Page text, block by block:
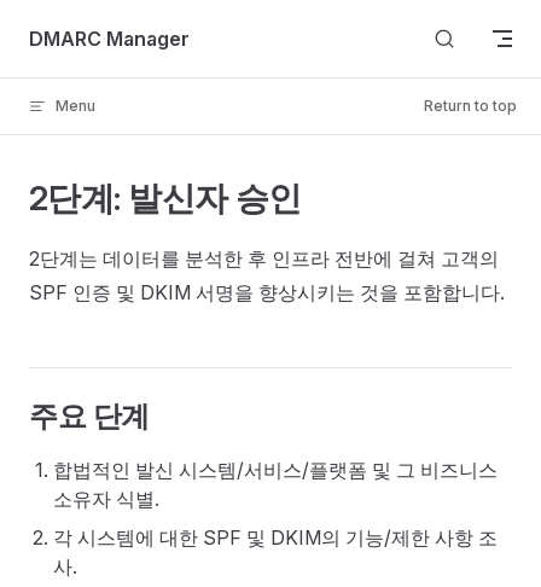
Skip to content
DMARC Manager
Menu Return to top
2단계: 발신자 승인
2단계는 데이터를 분석한 후 인프라 전반에 걸쳐 고객의
SPF 인증 및 DKIM 서명을 향상시키는 것을 포함합니다.
주요 단계
합법적인 발신 시스템/서비스/플랫폼 및 그 비즈니스
소유자 식별.
각 시스템에 대한 SPF 및 DKIM의 기능/제한 사항 조
사.